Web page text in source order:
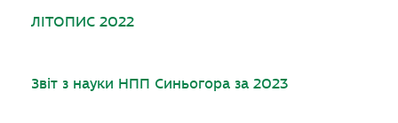
ЛІТОПИС 2022
Звіт з науки НПП Синьогора за 2023